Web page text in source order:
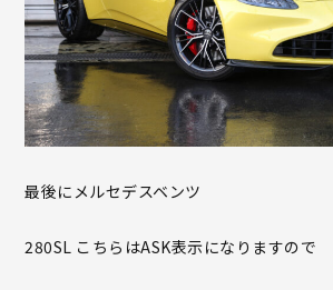
最後にメルセデスベンツ
280SL こちらはASK表示になりますので